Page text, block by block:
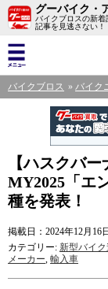
グーバイク・
バイクブロスの新着
記事を見逃さない！
バイクブロス バイク
【ハスクバ
MY2025「エ
種を発表！
掲載日：2024年12月16
カテゴリー: 新型バイク
メーカー, 輸入車